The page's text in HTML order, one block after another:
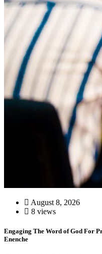
August 8, 2026
8 views
Engaging The Word of God For
Enenche